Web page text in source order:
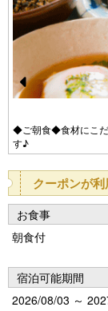
Pr
e
vi
o
u
s
◆ご朝食◆食材にこだ
す♪
クーポンが利
お食事
朝食付
宿泊可能期間
2026/08/03 ～